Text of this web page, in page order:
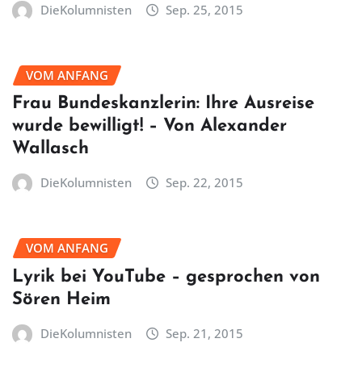
DieKolumnisten Sep. 25, 2015
VOM ANFANG
Frau Bundeskanzlerin: Ihre Ausreise
wurde bewilligt! – Von Alexander
Wallasch
DieKolumnisten Sep. 22, 2015
VOM ANFANG
Lyrik bei YouTube – gesprochen von
Sören Heim
DieKolumnisten Sep. 21, 2015